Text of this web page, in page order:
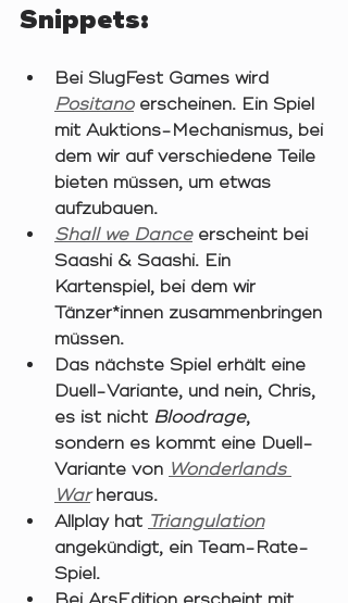
Snippets:
Bei SlugFest Games wird
Positano erscheinen. Ein Spiel
mit Auktions-Mechanismus, bei
dem wir auf verschiedene Teile
bieten müssen, um etwas
aufzubauen.
Shall we Dance erscheint bei
Saashi & Saashi. Ein
Kartenspiel, bei dem wir
Tänzer*innen zusammenbringen
müssen.
Das nächste Spiel erhält eine
Duell-Variante, und nein, Chris,
es ist nicht Bloodrage,
sondern es kommt eine Duell-
Variante von Wonderlands
War heraus.
Allplay hat Triangulation
angekündigt, ein Team-Rate-
Spiel.